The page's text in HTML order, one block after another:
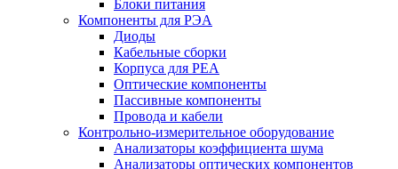
Блоки питания
Компоненты для РЭА
Диоды
Кабельные сборки
Корпуса для РЕА
Оптические компоненты
Пассивные компоненты
Провода и кабели
Контрольно-измерительное оборудование
Анализаторы коэффициента шума
Анализаторы оптических компонентов